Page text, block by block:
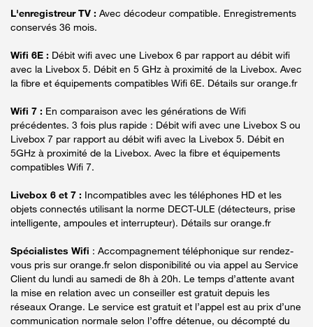
L'enregistreur TV : Avec décodeur compatible. Enregistrements
conservés 36 mois.
Wifi 6E : Débit wifi avec une Livebox 6 par rapport au débit wifi
avec la Livebox 5. Débit en 5 GHz à proximité de la Livebox. Avec
la fibre et équipements compatibles Wifi 6E. Détails sur orange.fr
Wifi 7 : En comparaison avec les générations de Wifi
précédentes. 3 fois plus rapide : Débit wifi avec une Livebox S ou
Livebox 7 par rapport au débit wifi avec la Livebox 5. Débit en
5GHz à proximité de la Livebox. Avec la fibre et équipements
compatibles Wifi 7.
Livebox 6 et 7 : Incompatibles avec les téléphones HD et les
objets connectés utilisant la norme DECT-ULE (détecteurs, prise
intelligente, ampoules et interrupteur). Détails sur orange.fr
Spécialistes Wifi : Accompagnement téléphonique sur rendez-
vous pris sur orange.fr selon disponibilité ou via appel au Service
Client du lundi au samedi de 8h à 20h. Le temps d’attente avant
la mise en relation avec un conseiller est gratuit depuis les
réseaux Orange. Le service est gratuit et l’appel est au prix d’une
communication normale selon l’offre détenue, ou décompté du